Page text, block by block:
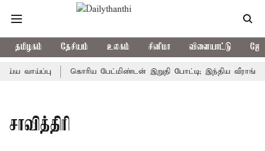
தமிழகம் தேசியம் உலகம் சினிமா விளையாட்டு
வாய்ப்பு கொரிய பேட்மிண்டன் இறுதி போட்டி; இந்திய
சாவித்திரி